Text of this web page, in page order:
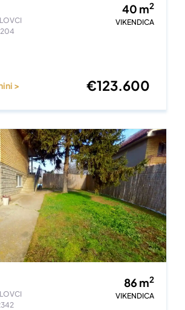
40 m2
VIKENDICA
> €123.600
86 m2
VIKENDICA